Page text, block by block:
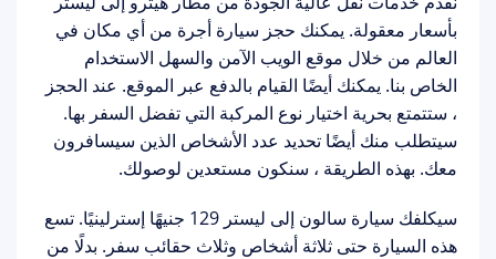
بأسعار معقولة. يمكنك حجز سيارة أجرة من أي مكان في
العالم من خلال موقع الويب الآمن والسهل الاستخدام
الخاص بنا. يمكنك أيضًا القيام بالدفع عبر الموقع. عند الحجز
، ستتمتع بحرية اختيار نوع المركبة التي تفضل السفر بها.
سيتطلب منك أيضًا تحديد عدد الأشخاص الذين سيسافرون
معك. بهذه الطريقة ، سنكون مستعدين لوصولك.
سيكلفك سيارة سالون إلى ليستر 129 جنيهًا إسترلينيًا. تسع
هذه السيارة حتى ثلاثة أشخاص وثلاث حقائب سفر. بدلًا من